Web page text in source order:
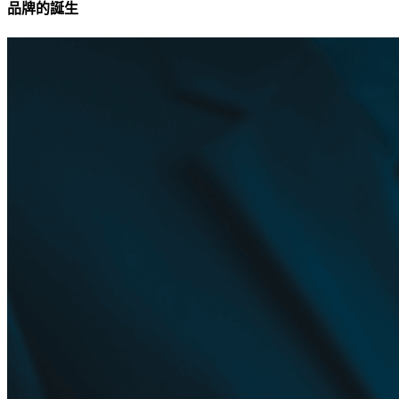
品牌的誕生